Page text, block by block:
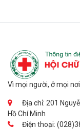
Vì mọi người, ở mọi nơi
Địa chỉ: 201
Hồ Chí Minh
Điện thoại: